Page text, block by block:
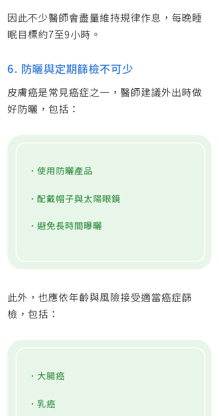
因此不少醫師會盡量維持規律作息，每晚睡
眠目標約7至9小時。
6. 防曬與定期篩檢不可少
皮膚癌是常見癌症之一，醫師建議外出時做
好防曬，包括：
．使用防曬產品
．配戴帽子與太陽眼鏡
．避免長時間曝曬
此外，也應依年齡與風險接受適當癌症篩
檢，包括：
．大腸癌
．乳癌